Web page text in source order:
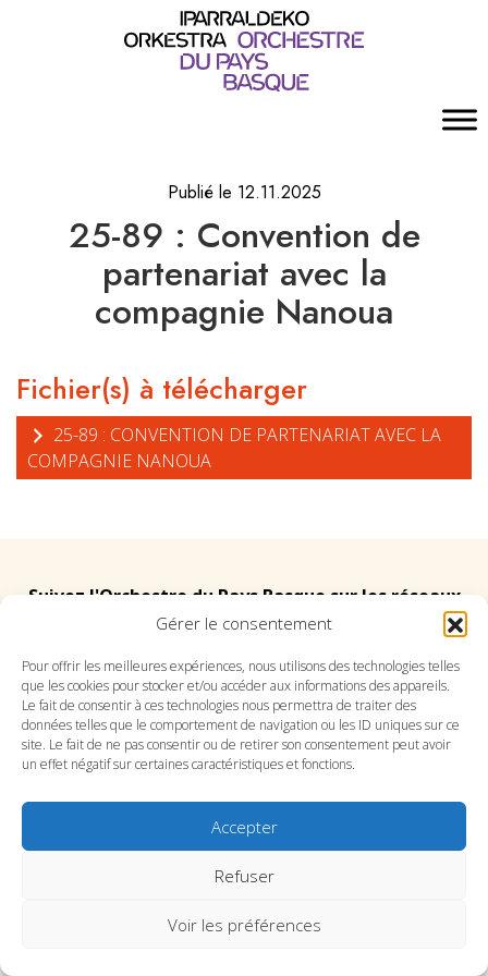
Gérer le consentement
Pour offrir les meilleures expériences, nous utilisons des technologies telles
que les cookies pour stocker et/ou accéder aux informations des appareils.
Le fait de consentir à ces technologies nous permettra de traiter des
données telles que le comportement de navigation ou les ID uniques sur ce
site. Le fait de ne pas consentir ou de retirer son consentement peut avoir
un effet négatif sur certaines caractéristiques et fonctions.
Accepter
Refuser
Voir les préférences
Publié le 12.11.2025
25-89 : Convention de
partenariat avec la
compagnie Nanoua
Fichier(s) à télécharger
25-89 : CONVENTION DE PARTENARIAT AVEC LA
COMPAGNIE NANOUA
Suivez l'Orchestre du Pays Basque sur les réseaux
Suivez le conservatoire du Pays Basque sur les
réseaux
SITE DU CONSERVATOIRE